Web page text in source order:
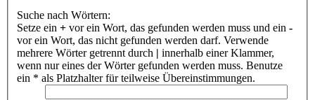
Suche nach Wörtern:
Setze ein + vor ein Wort, das gefunden werden muss und ein -
vor ein Wort, das nicht gefunden werden darf. Verwende
mehrere Wörter getrennt durch | innerhalb einer Klammer,
wenn nur eines der Wörter gefunden werden muss. Benutze
ein * als Platzhalter für teilweise Übereinstimmungen.